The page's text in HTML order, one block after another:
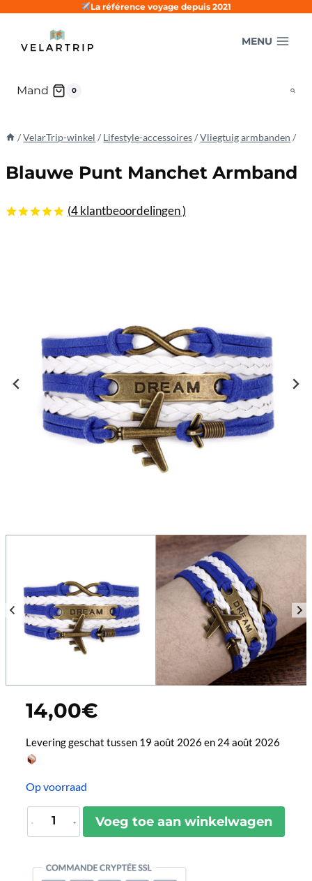
inhoud
La référence voyage depuis 2021
MENU
Mand 0
/ VelarTrip-winkel / Lifestyle-accessoires / Vliegtuig armbanden /
Blauwe Punt Manchet Armband
(4klantbeoordelingen )
14,00€
Levering geschat tussen 19 août 2026 en 24 août 2026
Op voorraad
Bracelet
Manchette
Point
Voeg toe aan winkelwagen